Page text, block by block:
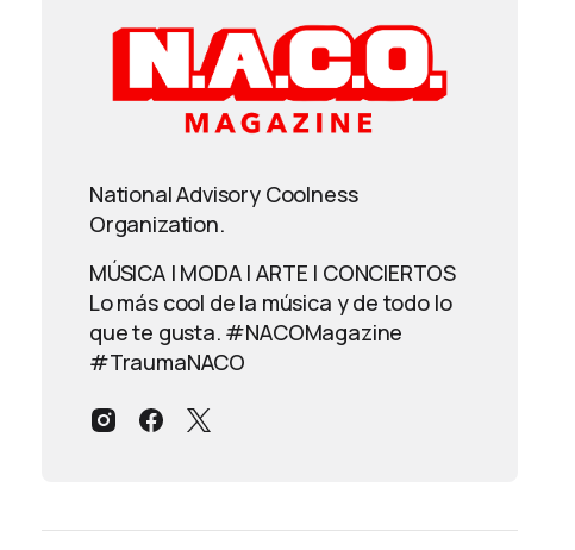
National Advisory Coolness
Organization.
MÚSICA | MODA | ARTE | CONCIERTOS
Lo más cool de la música y de todo lo
que te gusta. #NACOMagazine
#TraumaNACO